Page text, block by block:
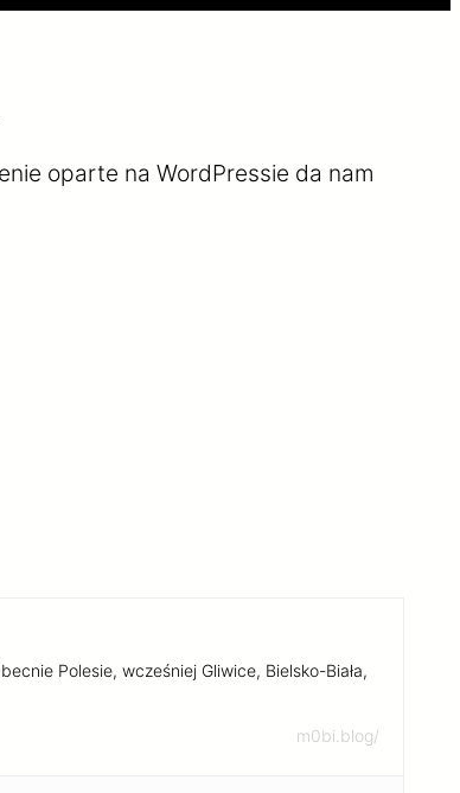
oparte na WordPressie da nam
Polesie, wcześniej Gliwice, Bielsko-Biała,
m0bi.blog/